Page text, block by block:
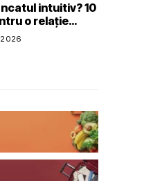
intuitiv? 10
o relație
mâncarea
2026